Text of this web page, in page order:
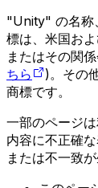
"Unity" の名称
標は、米国お
またはその関
ちら
)。その
商標です。
一部のページ
内容に不正確
または不一致